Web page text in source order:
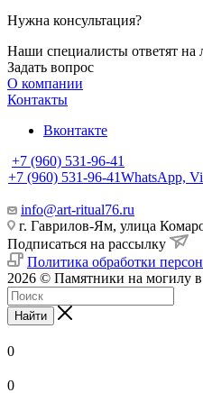
Нужна консультация?
Наши специалисты ответят
Задать вопрос
О компании
Контакты
Вконтакте
+7 (960) 531-96-41
+7 (960) 531-96-41WhatsApp,
info@art-ritual76.ru
г. Гаврилов-Ям, улица
Подписаться на рассылку
Политика обработки
2026 © Памятники на
Найти
0
0